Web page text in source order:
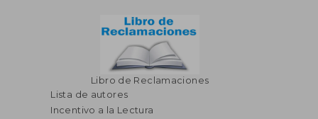
Libro de Reclamaciones
Lista de autores
Incentivo a la Lectura